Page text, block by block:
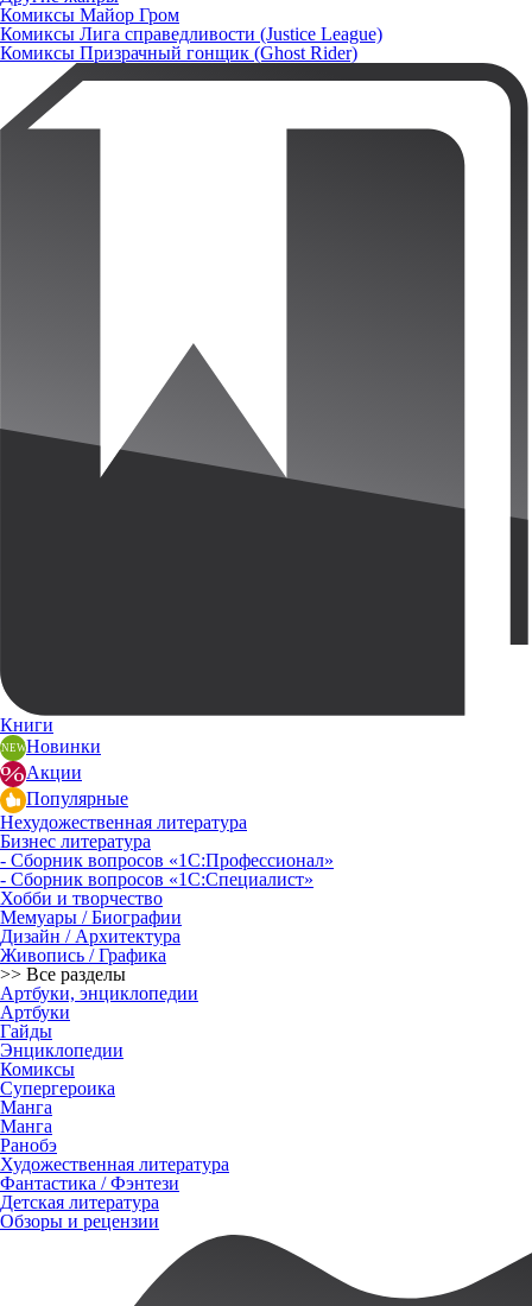
Комиксы Майор Гром
Комиксы Лига справедливости (Justice League)
Комиксы Призрачный гонщик (Ghost Rider)
Книги
Новинки
Акции
Популярные
Нехудожественная литература
Бизнес литература
- Сборник вопросов «1С:Профессионал»
- Сборник вопросов «1С:Специалист»
Хобби и творчество
Мемуары / Биографии
Дизайн / Архитектура
Живопись / Графика
>> Все разделы
Артбуки, энциклопедии
Артбуки
Гайды
Энциклопедии
Комиксы
Супергероика
Манга
Манга
Ранобэ
Художественная литература
Фантастика / Фэнтези
Детская литература
Обзоры и рецензии